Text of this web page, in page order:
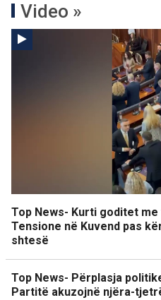
Video »
Top News- Kurti goditet
Tensione në Kuvend pas
shtesë
Top News- Përplasja
Partitë akuzojnë njëra-